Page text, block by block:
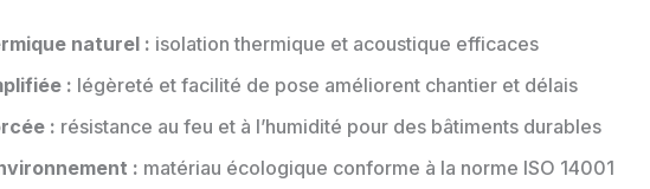
naturel : isolation thermique et acoustique efficaces
: légèreté et facilité de pose améliorent chantier et délais
: résistance au feu et à l’humidité pour des bâtiments durables
: matériau écologique conforme à la norme ISO 14001